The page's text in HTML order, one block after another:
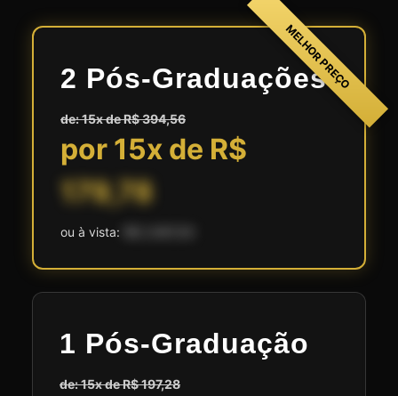
MELHOR PREÇO
2 Pós-Graduações
de: 15x de R$ 394,56
por 15x de R$
179,78
ou à vista:
1 Pós-Graduação
de: 15x de R$ 197,28